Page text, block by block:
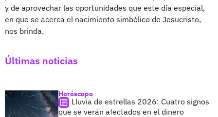
y de aprovechar las oportunidades que este día especial,
en que se acerca el nacimiento simbólico de Jesucristo,
nos brinda.
Últimas noticias
Horóscopo
Lluvia de estrellas 2026: Cuatro signos
que se verán afectados en el dinero